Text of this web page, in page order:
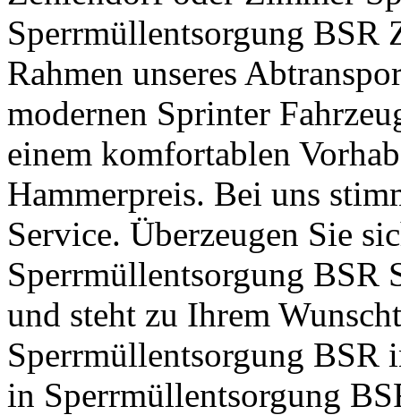
Sperrmüllentsorgung BSR
Rahmen unseres
modernen Sprinter
einem komfortablen
Hammerpreis. Bei uns
Service. Überzeugen Sie
Sperrmüllentsorgung BSR
und steht zu Ihrem
Sperrmüllentsorgung BSR
in Sperrmüllentsorgung